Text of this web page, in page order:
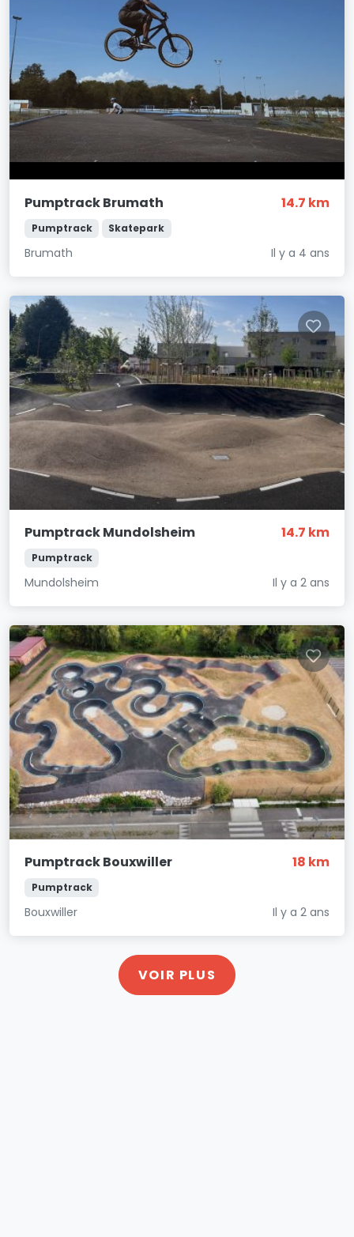
Pumptrack Brumath 14.7 km
Pumptrack Skatepark
Brumath Il y a 4 ans
Pumptrack Mundolsheim 14.7 km
Pumptrack
Mundolsheim Il y a 2 ans
Pumptrack Bouxwiller 18 km
Pumptrack
Bouxwiller Il y a 2 ans
VOIR PLUS